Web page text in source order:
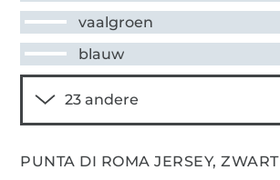
vaalgroen
blauw
PUNTA DI ROMA JERSEY, ZWART